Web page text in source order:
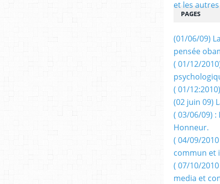
PAGES
(01/06/09)
pensée
( 01/12/
( 01/
(02 juin 09)
( 03/06/09) :
Honneur.
( 04/09/
commun et
( 07/10/
media et